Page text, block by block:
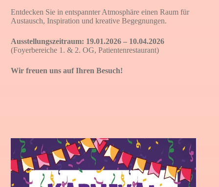
Entdecken Sie in entspannter Atmosphäre einen Raum für
Austausch, Inspiration und kreative Begegnungen.
Ausstellungszeitraum: 19.01.2026 – 10.04.2026
(Foyerbereiche 1. & 2. OG, Patientenrestaurant)
Wir freuen uns auf Ihren Besuch!